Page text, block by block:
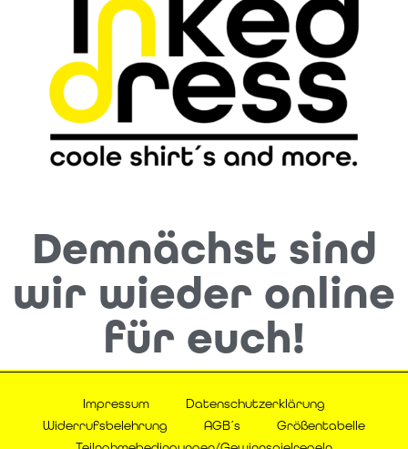
Demnächst sind
wir wieder online
für euch!
Impressum
Datenschutzerklärung
Widerrufsbelehrung
AGB´s
Größentabelle